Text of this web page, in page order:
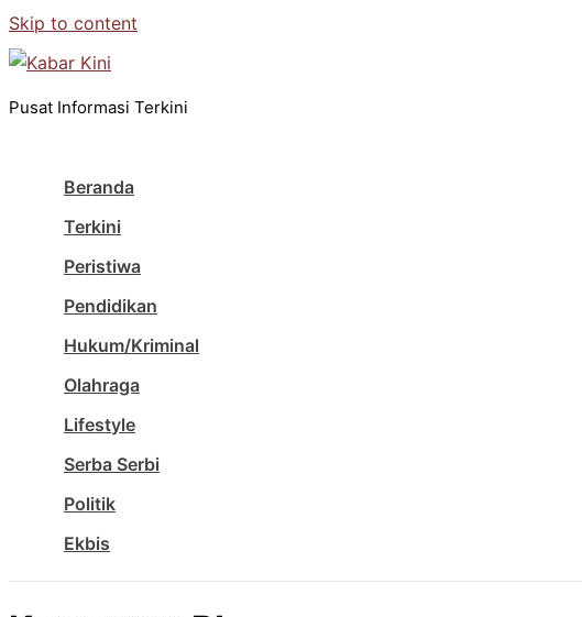
Skip to content
Pusat Informasi Terkini
Beranda
Terkini
Peristiwa
Pendidikan
Hukum/Kriminal
Olahraga
Lifestyle
Serba Serbi
Politik
Ekbis